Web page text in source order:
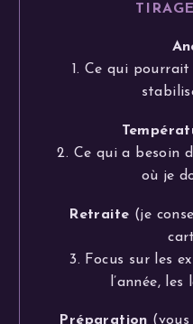
1. Ce qui
2. Ce qui a besoin
où je
Retraite (je
3. Focus sur les
l’année,
Préparation